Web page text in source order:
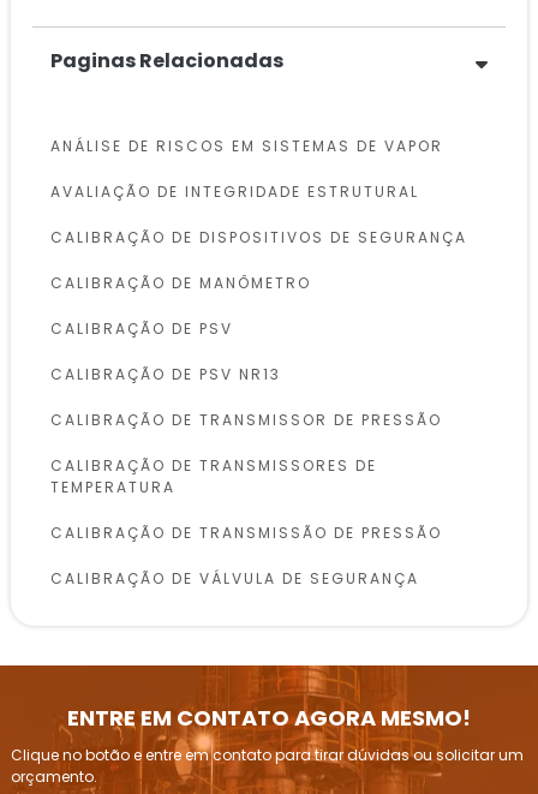
Paginas Relacionadas
ANÁLISE DE RISCOS EM SISTEMAS DE VAPOR
AVALIAÇÃO DE INTEGRIDADE ESTRUTURAL
CALIBRAÇÃO DE DISPOSITIVOS DE SEGURANÇA
CALIBRAÇÃO DE MANÔMETRO
CALIBRAÇÃO DE PSV
CALIBRAÇÃO DE PSV NR13
CALIBRAÇÃO DE TRANSMISSOR DE PRESSÃO
CALIBRAÇÃO DE TRANSMISSORES DE
TEMPERATURA
CALIBRAÇÃO DE TRANSMISSÃO DE PRESSÃO
CALIBRAÇÃO DE VÁLVULA DE SEGURANÇA
INSPEÇÃO DE VASOS DE PRESSÃO
INSPEÇÃO E CALIBRAÇÃO DE VÁLVULAS DE
ALÍVIO DE PRESSÃO
ENTRE EM CONTATO AGORA MESMO!
Clique no botão e entre em contato para tirar dúvidas ou solicitar um
orçamento.